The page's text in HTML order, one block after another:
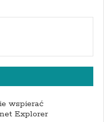
wspierać
Explorer